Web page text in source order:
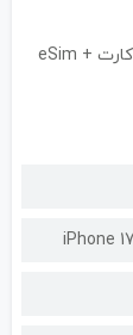
گوشی موبایل اپل مدل iPhone 17 Pro Max تک سیم کارت + eSim
iPhone